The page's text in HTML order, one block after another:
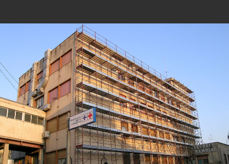
Ponteggio a perni per la costruzione di edificio